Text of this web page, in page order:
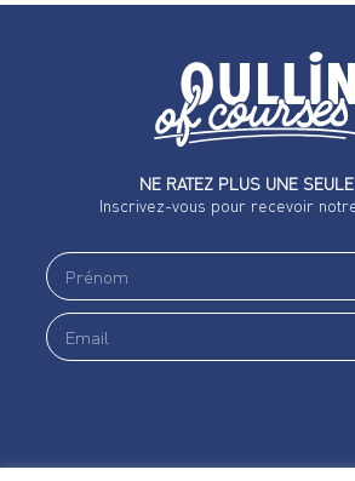
NE RATEZ PLUS UNE
Inscrivez-vous pour recevoir